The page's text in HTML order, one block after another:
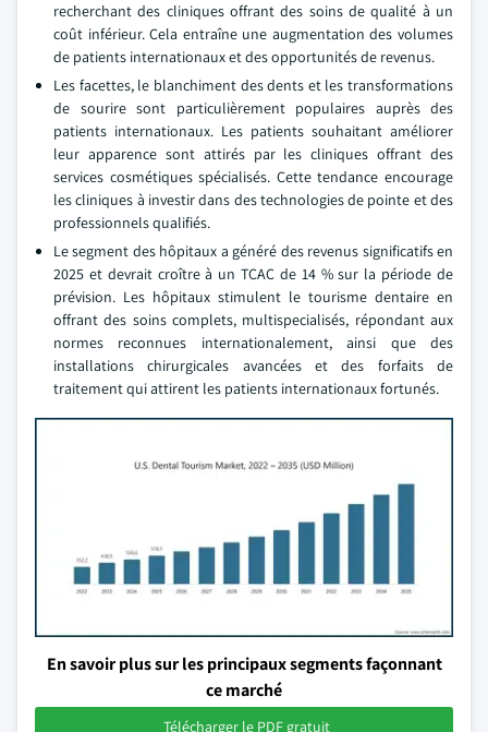
recherchant des cliniques offrant des soins de qualité à un
coût inférieur. Cela entraîne une augmentation des volumes
de patients internationaux et des opportunités de revenus.
Les facettes, le blanchiment des dents et les transformations
de sourire sont particulièrement populaires auprès des
patients internationaux. Les patients souhaitant améliorer
leur apparence sont attirés par les cliniques offrant des
services cosmétiques spécialisés. Cette tendance encourage
les cliniques à investir dans des technologies de pointe et des
professionnels qualifiés.
Le segment des hôpitaux a généré des revenus significatifs en
2025 et devrait croître à un TCAC de 14 % sur la période de
prévision. Les hôpitaux stimulent le tourisme dentaire en
offrant des soins complets, multispecialisés, répondant aux
normes reconnues internationalement, ainsi que des
installations chirurgicales avancées et des forfaits de
traitement qui attirent les patients internationaux fortunés.
En savoir plus sur les principaux segments façonnant
ce marché
Télécharger le PDF gratuit